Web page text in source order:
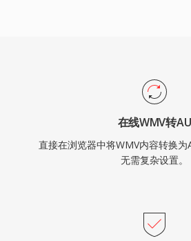
在线WMV转AU
直接在浏览器中将WMV内容转换
无需复杂设置。